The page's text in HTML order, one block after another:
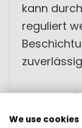
kann
reguliert
•
• 2-Lagen
We use cookies